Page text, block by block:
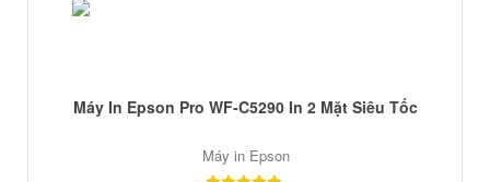
Máy In Epson Pro WF-C5290 In 2 Mặt Siêu Tốc
Máy in Epson